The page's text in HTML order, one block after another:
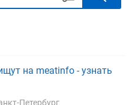
на meatinfo - узнать
Петербург